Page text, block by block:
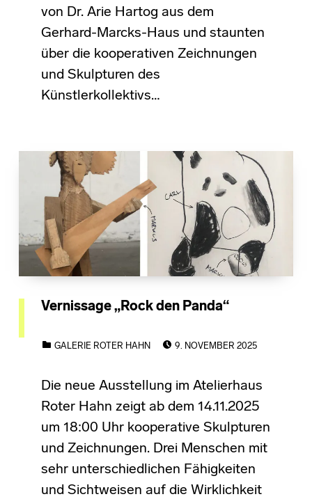
von Dr. Arie Hartog aus dem
Gerhard-Marcks-Haus und staunten
über die kooperativen Zeichnungen
und Skulpturen des
Künstlerkollektivs…
Vernissage „Rock den Panda“
GALERIE ROTER HAHN
9. NOVEMBER 2025
Die neue Ausstellung im Atelierhaus
Roter Hahn zeigt ab dem 14.11.2025
um 18:00 Uhr kooperative Skulpturen
und Zeichnungen. Drei Menschen mit
sehr unterschiedlichen Fähigkeiten
und Sichtweisen auf die Wirklichkeit